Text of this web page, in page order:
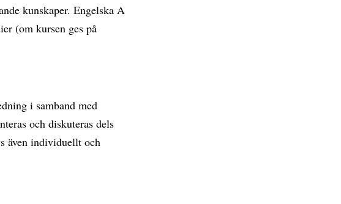
kunskaper. Engelska A
(om kursen ges på
i samband med
och diskuteras dels
även individuellt och